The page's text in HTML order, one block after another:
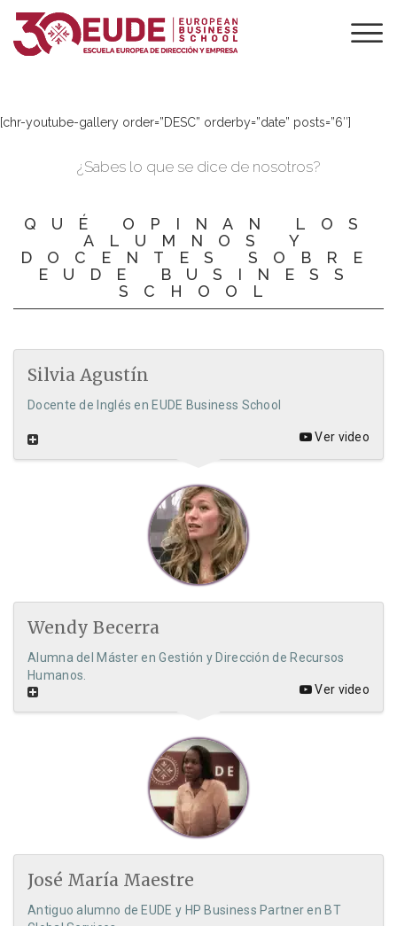
GALERIA DE
[chr-youtube-gallery order=”DESC” orderby=”date” posts=”6″]
¿Sabes lo que se dice de nosotros?
QUÉ OPINAN LOS
ALUMNOS Y
DOCENTES SOBRE
EUDE BUSINESS
SCHOOL
Silvia Agustín
Docente de Inglés en EUDE Business School
Ver video
Wendy Becerra
Alumna del Máster en Gestión y Dirección de Recursos
Humanos.
Ver video
José María Maestre
Antiguo alumno de EUDE y HP Business Partner en BT